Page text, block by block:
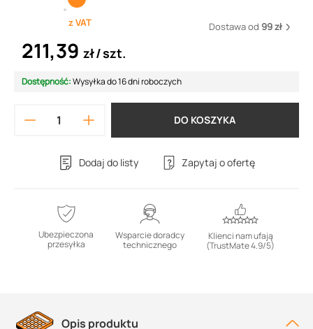
z VAT Dostawa od 99 zł
211,39 zł szt.
Dostępność:Wysyłka do 16 dni roboczych
DO KOSZYKA
Dodaj do listy Zapytaj o ofertę
Ubezpieczona
przesyłka
Wsparcie doradcy
technicznego
Klienci nam ufają
(TrustMate 4.9/5)
Opis produktu